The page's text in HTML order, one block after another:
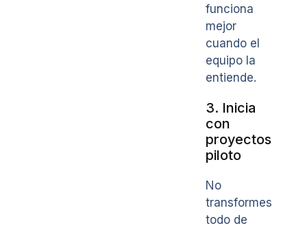
funciona
mejor
cuando el
equipo la
entiende.
3. Inicia
con
proyectos
piloto
No
transformes
todo de